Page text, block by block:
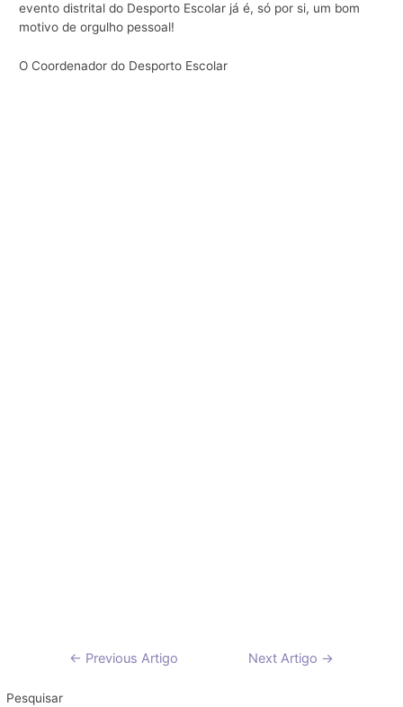
evento distrital do Desporto Escolar já é, só por si, um bom
motivo de orgulho pessoal!
O Coordenador do Desporto Escolar
Navegação
artigos
← Previous Artigo Next Artigo →
Pesquisar